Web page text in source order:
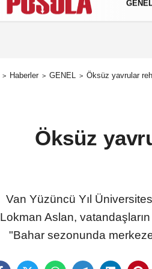
Künye İletişim Gizlilik Politikası
Haberler GENEL Öksüz yavrular
Öksüz
Van Yüzüncü Yıl
Lokman Aslan,
"Bahar sezonunda